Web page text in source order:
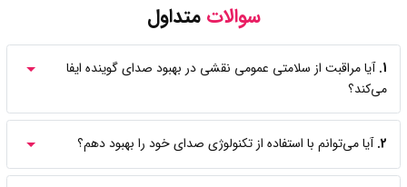
سوالاتمتداول
1. آیا مراقبت از سلامتی عمومی نقشی در بهبود صدای گوینده ایفا
می‌کند؟
2. آیا می‌توانم با استفاده از تکنولوژی صدای خود را بهبود دهم؟